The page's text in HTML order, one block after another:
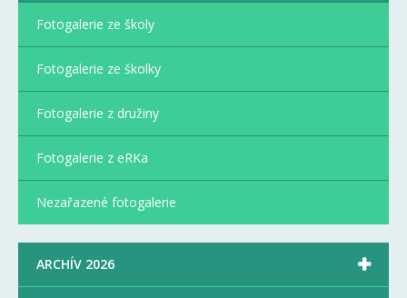
Fotogalerie ze školy
Fotogalerie ze školky
Fotogalerie z družiny
Fotogalerie z eRKa
Nezařazené fotogalerie
ARCHÍV 2026 